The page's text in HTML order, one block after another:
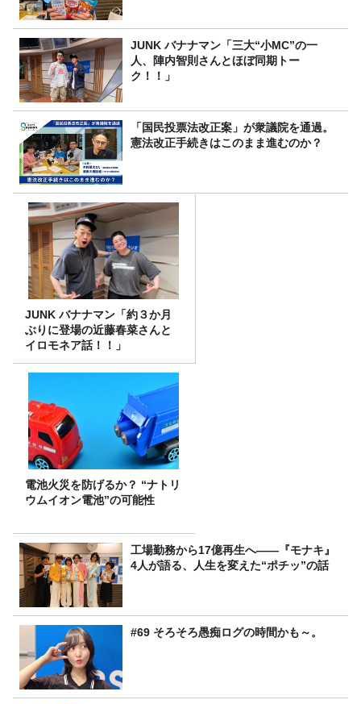
JUNK バナナマン「三大“小MC”の一
人、陣内智則さんとほぼ同期トー
ク！！」
「国民投票法改正案」が衆議院を通過。
憲法改正手続きはこのまま進むのか？
JUNK バナナマン「約３か月
ぶりに登場の近藤春菜さんと
イロモネア話！！」
電池火災を防げるか？ “ナトリ
ウムイオン電池”の可能性
工場勤務から17億再生へ——『モナキ』
4人が語る、人生を変えた“ポチッ”の話
#69 そろそろ愚痴ログの時間かも～。